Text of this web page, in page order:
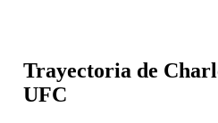
Trayectoria de
UFC